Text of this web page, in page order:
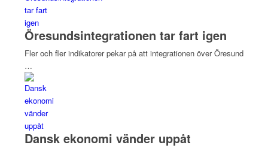
Öresundsintegrationen tar fart igen
Fler och fler indikatorer pekar på att integrationen över Öresund
…
Dansk ekonomi vänder uppåt